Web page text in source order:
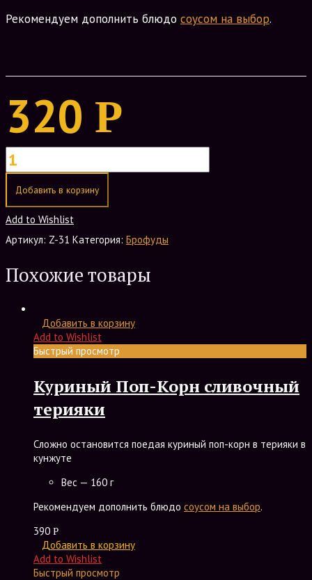
Рекомендуем дополнить блюдо соусом на выбор.
320 Р
Добавить в корзину
Add to Wishlist
Артикул: Z-31 Категория: Брофуды
Похожие товары
Добавить в корзину
Add to Wishlist
Быстрый просмотр
Куриный Поп-Корн сливочный
терияки
Сложно остановится поедая куриный поп-корн в терияки в
кунжуте
Вес — 160 г
Рекомендуем дополнить блюдо соусом на выбор.
390 Р
Добавить в корзину
Add to Wishlist
Быстрый просмотр